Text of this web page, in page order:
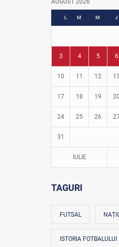
Fotbal în
AUGUST 2026
L M M J
3 4 5 6
10 11 12 13
17 18 19 20
24 25 26
31
IULIE
TAGURI
FUTSAL
ISTORIA FOTBALULUI